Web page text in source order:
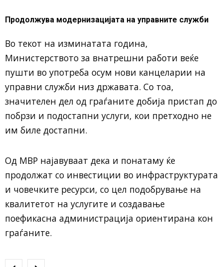
Продолжува модернизацијата на управните служби
Во текот на изминатата година,
Министерството за внатрешни работи веќе
пушти во употреба осум нови канцеларии на
управни служби низ државата. Со тоа,
значителен дел од граѓаните добија пристап до
побрзи и подостапни услуги, кои претходно не
им биле достапни.
Од МВР најавуваат дека и понатаму ќе
продолжат со инвестиции во инфраструктурата
и човечките ресурси, со цел подобрување на
квалитетот на услугите и создавање
поефикасна администрација ориентирана кон
граѓаните.